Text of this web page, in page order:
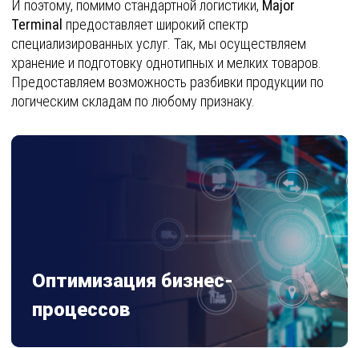
И поэтому, помимо стандартной логистики, Major
Terminal предоставляет широкий спектр
специализированных услуг. Так, мы осуществляем
хранение и подготовку однотипных и мелких товаров.
Предоставляем возможность разбивки продукции по
логическим складам по любому признаку.
Оптимизация бизнес-
процессов